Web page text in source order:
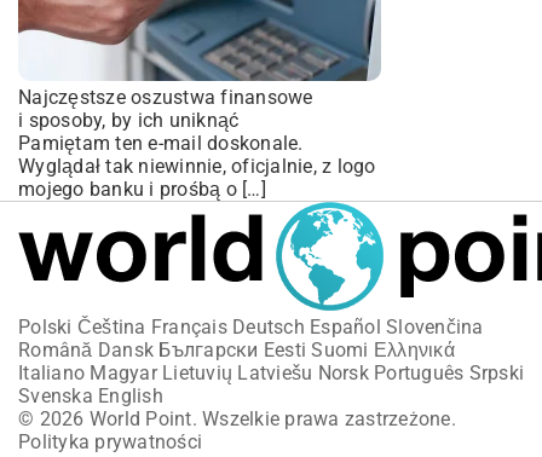
Najczęstsze oszustwa finansowe
i sposoby, by ich uniknąć
Pamiętam ten e-mail doskonale.
Wyglądał tak niewinnie, oficjalnie, z logo
mojego banku i prośbą o […]
Polski Čeština Français Deutsch Español Slovenčina
Română Dansk Български Eesti Suomi Ελληνικά
Italiano Magyar Lietuvių Latviešu Norsk Português Srpski
Svenska English
© 2026 World Point. Wszelkie prawa zastrzeżone.
Polityka prywatności